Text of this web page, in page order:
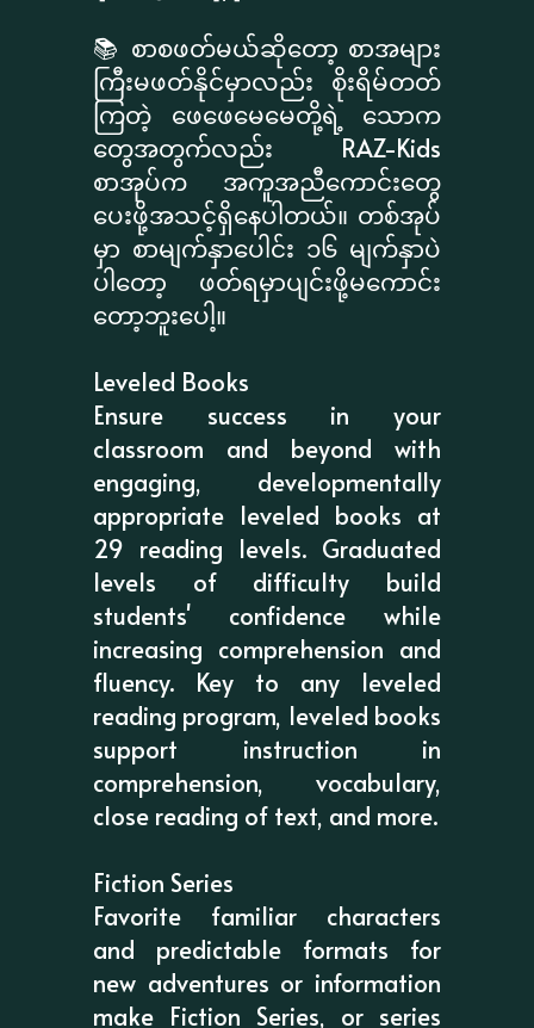
📚 စာစဖတ်မယ်ဆိုတော့ စာအများ
ကြီးမဖတ်နိုင်မှာလည်း စိုးရိမ်တတ်
ကြတဲ့ ဖေဖေမေမေတို့ရဲ့ သောက
တွေအတွက်လည်း RAZ-Kids
စာအုပ်က အကူအညီကောင်းတွေ
ပေးဖို့အသင့်ရှိနေပါတယ်။ တစ်အုပ်
မှာ စာမျက်နှာပေါင်း ၁၆ မျက်နှာပဲ
ပါတော့ ဖတ်ရမှာပျင်းဖို့မကောင်း
တော့ဘူးပေါ့။
Leveled Books
Ensure success in your
classroom and beyond with
engaging, developmentally
appropriate leveled books at
29 reading levels. Graduated
levels of difficulty build
students' confidence while
increasing comprehension and
fluency. Key to any leveled
reading program, leveled books
support instruction in
comprehension, vocabulary,
close reading of text, and more.
Fiction Series
Favorite familiar characters
and predictable formats for
new adventures or information
make Fiction Series, or series